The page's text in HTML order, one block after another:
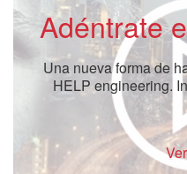
Una nueva forma de
HELP engineering.